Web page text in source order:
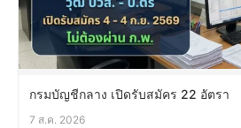
กรมบัญชีกลาง เปิดรับสมัคร 22 อัตรา
7 ส.ค. 2026